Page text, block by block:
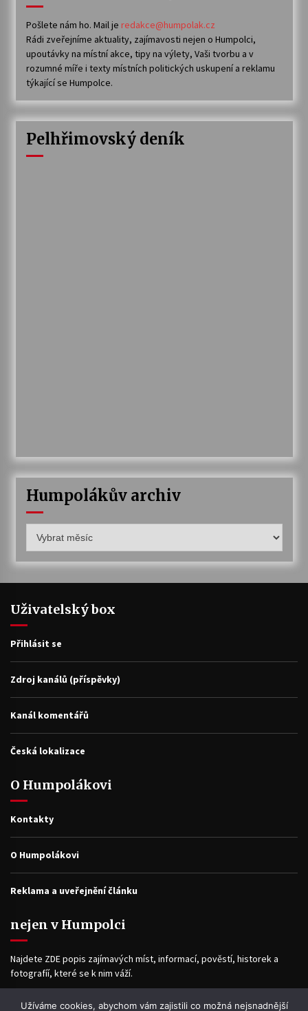
Pošlete nám ho. Mail je redakce@humpolak.cz
Rádi zveřejníme aktuality, zajímavosti nejen o Humpolci,
upoutávky na místní akce, tipy na výlety, Vaši tvorbu a v
rozumné míře i texty místních politických uskupení a reklamu
týkající se Humpolce.
Pelhřimovský deník
Humpolákův archiv
archiv
Uživatelský box
Přihlásit se
Zdroj kanálů (příspěvky)
Kanál komentářů
Česká lokalizace
O Humpolákovi
Kontakty
O Humpolákovi
Reklama a uveřejnění článku
nejen v Humpolci
Najdete ZDE popis zajímavých míst, informací, pověstí, historek a
fotografíí, které se k nim váží.
Užíváme cookies, abychom vám zajistili co možná nejsnadnější